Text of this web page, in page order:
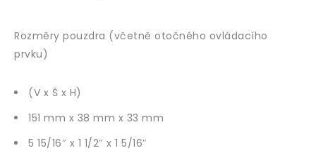
Rozměry pouzdra (včetně otočného ovládacího
prvku)
(V x Š x H)
151 mm x 38 mm x 33 mm
5 15/16″ x 1 1/2″ x 1 5/16″